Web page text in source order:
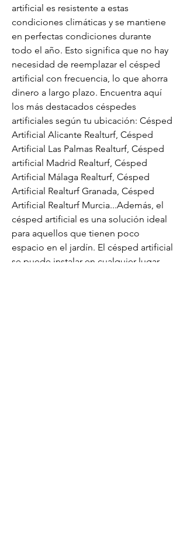
artificial es resistente a estas
condiciones climáticas y se mantiene
en perfectas condiciones durante
todo el año. Esto significa que no hay
necesidad de reemplazar el césped
artificial con frecuencia, lo que ahorra
dinero a largo plazo. Encuentra aquí
los más destacados céspedes
artificiales según tu ubicación: Césped
Artificial Alicante Realturf, Césped
Artificial Las Palmas Realturf, Césped
artificial Madrid Realturf, Césped
Artificial Málaga Realturf, Césped
Artificial Realturf Granada, Césped
Artificial Realturf Murcia...Además, el
césped artificial es una solución ideal
para aquellos que tienen poco
espacio en el jardín. El césped artificial
se puede instalar en cualquier lugar,